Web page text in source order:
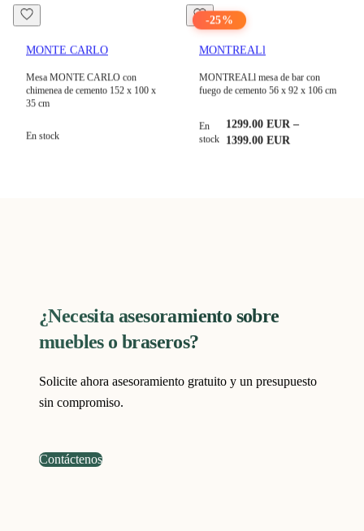
MONTE CARLO
Mesa MONTE CARLO con
chimenea de cemento 152 x 100 x
35 cm
En stock
-25%
MONTREALl
MONTREALl mesa de bar con
fuego de cemento 56 x 92 x 106 cm
En
stock
1299.00 EUR–
1399.00 EUR
¿Necesita asesoramiento sobre
muebles o braseros?
Solicite ahora asesoramiento gratuito y un presupuesto
sin compromiso.
Contáctenos